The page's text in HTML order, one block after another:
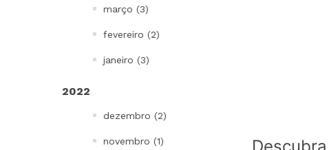
março (3)
fevereiro (2)
janeiro (3)
2022
dezembro (2)
novembro (1)